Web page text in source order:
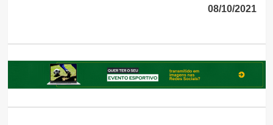
08/10/2021